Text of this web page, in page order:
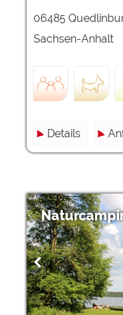
06485
Sachsen-Anhalt
Details